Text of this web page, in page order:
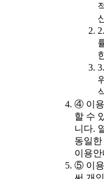
④ 이용
할 수
니다.
동일
이용
⑤ 이용